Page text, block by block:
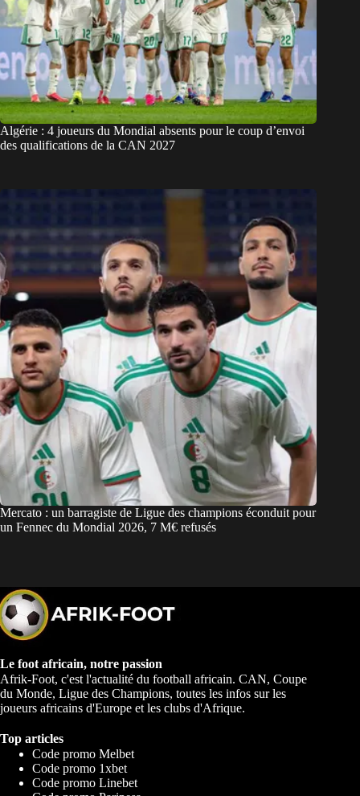
Algérie : 4 joueurs du Mondial absents pour le coup d’envoi
des qualifications de la CAN 2027
Mercato : un barragiste de Ligue des champions éconduit pour
un Fennec du Mondial 2026, 7 M€ refusés
Le foot africain, notre passion
Afrik-Foot, c'est l'actualité du football africain. CAN, Coupe
du Monde, Ligue des Champions, toutes les infos sur les
joueurs africains d'Europe et les clubs d'Afrique.
Top articles
Code promo Melbet
Code promo 1xbet
Code promo Linebet